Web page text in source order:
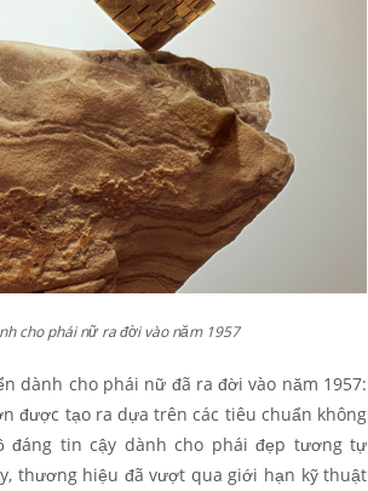
cho phái nữ ra đời vào năm 1957
dành cho phái nữ đã ra đời vào năm 1957:
được tạo ra dựa trên các tiêu chuẩn không
đáng tin cậy dành cho phái đẹp tương tự
thương hiệu đã vượt qua giới hạn kỹ thuật